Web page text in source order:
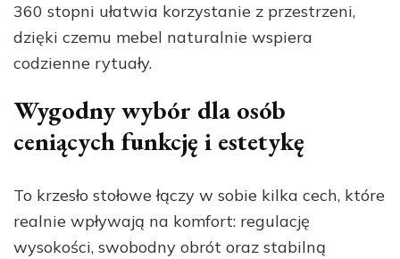
360 stopni ułatwia korzystanie z przestrzeni,
dzięki czemu mebel naturalnie wspiera
codzienne rytuały.
Wygodny wybór dla osób
ceniących funkcję i estetykę
To krzesło stołowe łączy w sobie kilka cech, które
realnie wpływają na komfort: regulację
wysokości, swobodny obrót oraz stabilną